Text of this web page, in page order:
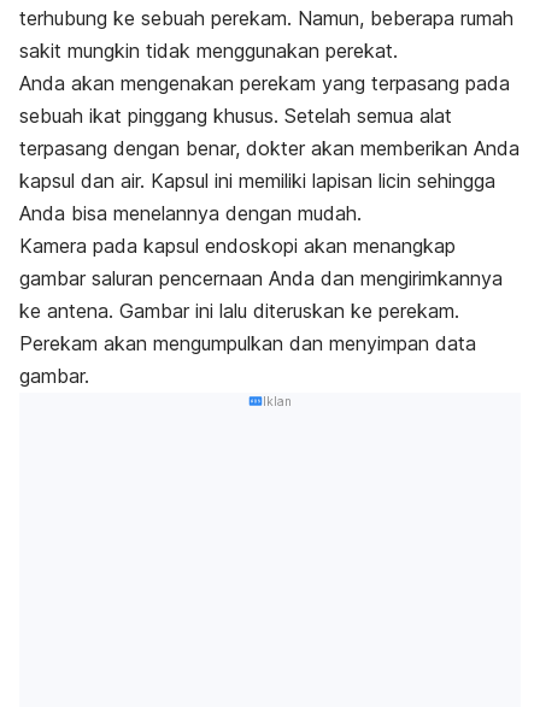
terhubung ke sebuah perekam. Namun, beberapa rumah
sakit mungkin tidak menggunakan perekat.
Anda akan mengenakan perekam yang terpasang pada
sebuah ikat pinggang khusus. Setelah semua alat
terpasang dengan benar, dokter akan memberikan Anda
kapsul dan air. Kapsul ini memiliki lapisan licin sehingga
Anda bisa menelannya dengan mudah.
Kamera pada kapsul endoskopi akan menangkap
gambar saluran pencernaan Anda dan mengirimkannya
ke antena. Gambar ini lalu diteruskan ke perekam.
Perekam akan mengumpulkan dan menyimpan data
gambar.
Iklan